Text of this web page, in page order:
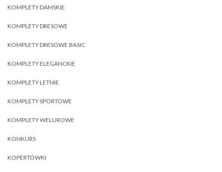
KOMPLETY DAMSKIE
KOMPLETY DRESOWE
KOMPLETY DRESOWE BASIC
KOMPLETY ELEGANCKIE
KOMPLETY LETNIE
KOMPLETY SPORTOWE
KOMPLETY WELUROWE
KONKURS
KOPERTÓWKI